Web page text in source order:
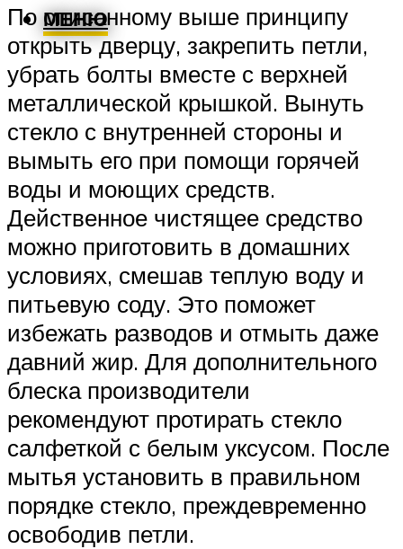
МЕНЮ
По описанному выше принципу
открыть дверцу, закрепить петли,
убрать болты вместе с верхней
металлической крышкой. Вынуть
стекло с внутренней стороны и
вымыть его при помощи горячей
воды и моющих средств.
Действенное чистящее средство
можно приготовить в домашних
условиях, смешав теплую воду и
питьевую соду. Это поможет
избежать разводов и отмыть даже
давний жир. Для дополнительного
блеска производители
рекомендуют протирать стекло
салфеткой с белым уксусом. После
мытья установить в правильном
порядке стекло, преждевременно
освободив петли.